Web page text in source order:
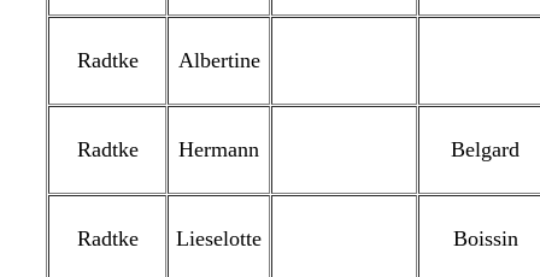
Radtke Albertine
Radtke Hermann Belgard
Radtke Lieselotte Boissin